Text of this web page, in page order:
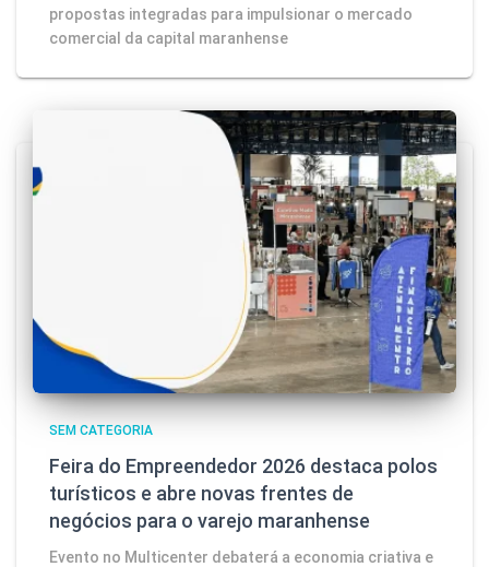
propostas integradas para impulsionar o mercado
comercial da capital maranhense
SEM CATEGORIA
Feira do Empreendedor 2026 destaca polos
turísticos e abre novas frentes de
negócios para o varejo maranhense
Evento no Multicenter debaterá a economia criativa e